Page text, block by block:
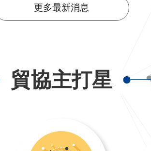
更多最新消息
貿協主打星